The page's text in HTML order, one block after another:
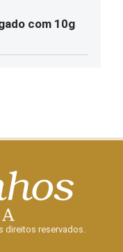
com 10g
reservados.